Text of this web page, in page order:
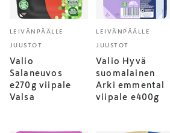
LEIVÄNPÄÄLLE
JUUSTOT
Valio
Salaneuvos
e270g viipale
Valsa
LEIVÄNPÄÄLLE
JUUSTOT
Valio Hyvä
suomalainen
Arki emmental
viipale e400g